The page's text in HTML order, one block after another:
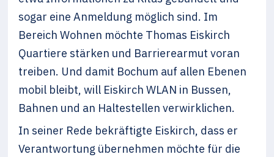
sogar eine Anmeldung möglich sind. Im
Bereich Wohnen möchte Thomas Eiskirch
Quartiere stärken und Barrierearmut voran
treiben. Und damit Bochum auf allen Ebenen
mobil bleibt, will Eiskirch WLAN in Bussen,
Bahnen und an Haltestellen verwirklichen.
In seiner Rede bekräftigte Eiskirch, dass er
Verantwortung übernehmen möchte für die